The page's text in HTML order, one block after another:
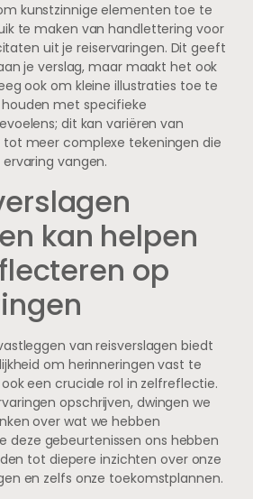
kunstzinnige elementen toe te
te maken van handlettering voor
uit je reiservaringen. Dit geeft
je verslag, maar maakt het ook
ook om kleine illustraties toe te
met specifieke
dit kan variëren van
meer complexe tekeningen die
vangen.
kan helpen
op
van reisverslagen biedt
om herinneringen vast te
een cruciale rol in zelfreflectie.
opschrijven, dwingen we
over wat we hebben
deze gebeurtenissen ons hebben
tot diepere inzichten over onze
en zelfs onze toekomstplannen.